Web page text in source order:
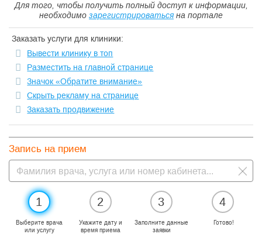
Для того, чтобы получить полный доступ к информации,
необходимо зарегистрироватьсяна портале
Заказать услуги для клиники:
Вывести клинику в топ
Разместить на главной странице
Значок «Обратите внимание»
Скрыть рекламу на странице
Заказать продвижение
Запись на прием
1
Выберите врача
или услугу
2
Укажите дату и
время приема
3
Заполните данные
заявки
4
Готово!